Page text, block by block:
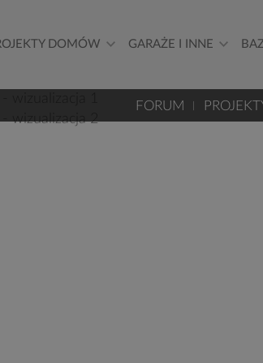
DOMÓW GARAŻE I INNE
FORUM